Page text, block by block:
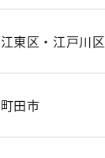
江東区・江戸川区
町田市